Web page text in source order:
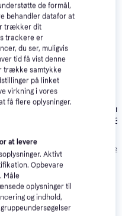
Apple iPad Air
M3 (2025), 13-
Eller 3 betalinger
de formål,
behandler datafor at
trækker dit
trackere er
du ser, muligvis
tid få vist denne
trække samtykke
på linket
virkning i vores
få flere oplysninger.
at levere
Aktivt
Opbevare
Måle
oplysninger til
og indhold,